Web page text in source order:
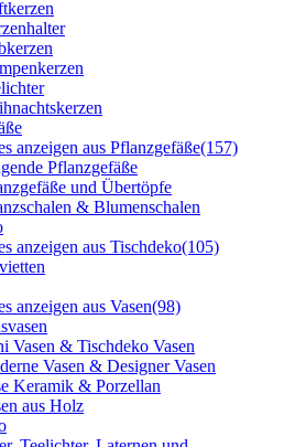
anzeigen aus Pflanzgefäße(157)
Pflanzgefäße
und Übertöpfe
& Blumenschalen
anzeigen aus Tischdeko(105)
anzeigen aus Vasen(98)
Vasen & Tischdeko Vasen
Vasen & Designer Vasen
Keramik & Porzellan
aus Holz